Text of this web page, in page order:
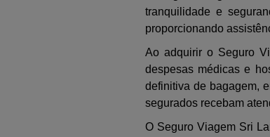
tranquilidade e
proporcionando
Ao adquirir o Seguro
despesas médicas e
definitiva de bagagem,
segurados recebam
O Seguro Viagem Sri